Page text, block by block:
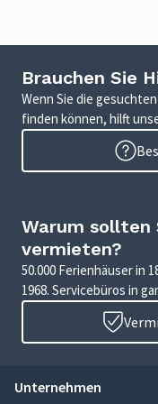
Brauchen Sie
Wenn Sie die
finden können, hilft
Warum sollten
vermieten?
50.000 Ferienhäuser in
1968. Servicebüros in
Unternehmen